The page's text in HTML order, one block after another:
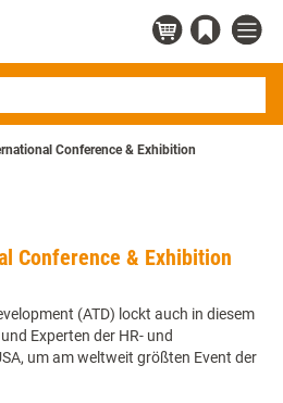
Conference & Exhibition
Conference & Exhibition
(ATD) lockt auch in diesem
Experten der HR- und
um am weltweit größten Event der